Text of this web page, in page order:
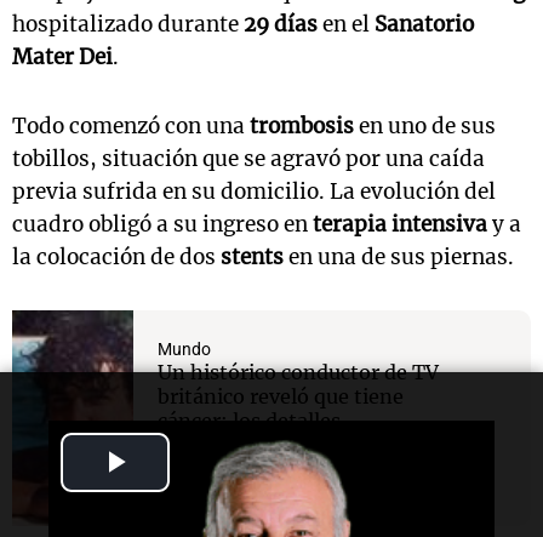
Video
hospitalizado durante 29 díasen el Sanatorio
Mater Dei.
Todo comenzó con unatrombosisen uno de sus
tobillos, situación que se agravó por una caída
previa sufrida en su domicilio. La evolución del
cuadro obligó a su ingreso enterapia intensivay a
la colocación de dos stentsen una de sus piernas.
Mundo
Un histórico conductor de TV
británico reveló que tiene
cáncer: los detalles